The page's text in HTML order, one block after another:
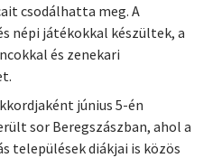
csodálhatta meg. A
népi játékokkal készültek, a
és zenekari
június 5-én
sor Beregszászban, ahol a
települések diákjai is közös